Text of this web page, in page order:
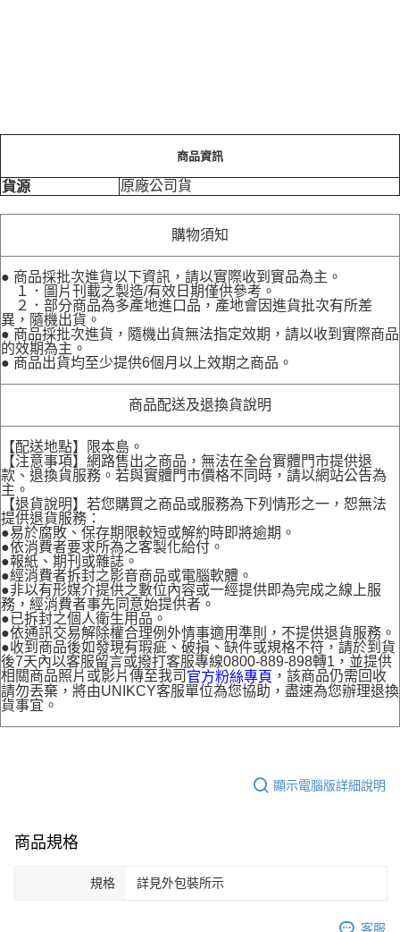
商品資訊
貨源 原廠公司貨
購物須知
● 商品採批次進貨以下資訊，請以實際收到實品為主。
１．圖片刊載之製造/有效日期僅供參考。
２．部分商品為多產地進口品，產地會因進貨批次有所差
異，隨機出貨。
● 商品採批次進貨，隨機出貨無法指定效期，請以收到實際商品
的效期為主。
● 商品出貨均至少提供6個月以上效期之商品。
商品配送及退換貨說明
【配送地點】限本島。
【注意事項】網路售出之商品，無法在全台實體門市提供退
款、退換貨服務。若與實體門市價格不同時，請以網站公告為
主。
【退貨說明】若您購買之商品或服務為下列情形之一，恕無法
提供退貨服務：
●易於腐敗、保存期限較短或解約時即將逾期。
●依消費者要求所為之客製化給付。
●報紙、期刊或雜誌。
●經消費者拆封之影音商品或電腦軟體。
●非以有形媒介提供之數位內容或一經提供即為完成之線上服
務，經消費者事先同意始提供者。
●已拆封之個人衛生用品。
●依通訊交易解除權合理例外情事適用準則，不提供退貨服務。
●收到商品後如發現有瑕疵、破損、缺件或規格不符，請於到貨
後7天內以客服留言或撥打客服專線0800-889-898轉1，並提供
相關商品照片或影片傳至我司 官方粉絲專頁 ，該商品仍需回收
請勿丟棄，將由UNIKCY客服單位為您協助，盡速為您辦理退換
貨事宜。
顯示電腦版詳細說明
商品規格
規格 詳見外包裝所示
客服